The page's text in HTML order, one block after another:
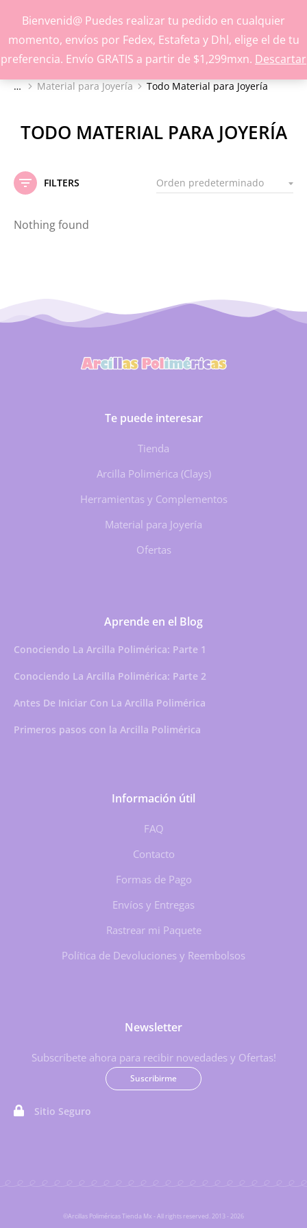
Bienvenid@ Puedes realizar tu pedido en cualquier
momento, envíos por Fedex, Estafeta y Dhl, elige el de tu
preferencia. Envío GRATIS a partir de $1,299mxn. Descartar
Estás aquí:
Material para Joyería Todo Material para Joyería
TODO MATERIAL PARA JOYERÍA
FILTERS
Nothing found
Te puede interesar
Tienda
Arcilla Polimérica (Clays)
Herramientas y Complementos
Material para Joyería
Ofertas
Aprende en el Blog
Conociendo La Arcilla Polimérica: Parte 1
Conociendo La Arcilla Polimérica: Parte 2
Antes De Iniciar Con La Arcilla Polimérica
Primeros pasos con la Arcilla Polimérica
Información útil
FAQ
Contacto
Formas de Pago
Envíos y Entregas
Rastrear mi Paquete
Política de Devoluciones y Reembolsos
Newsletter
Subscríbete ahora para recibir novedades y Ofertas!
Suscribirme
Sitio Seguro
©Arcillas Poliméricas Tienda Mx - All rights reserved. 2013 - 2026